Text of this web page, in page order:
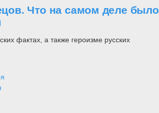
Что на самом деле было
фактах, а также героизме русских